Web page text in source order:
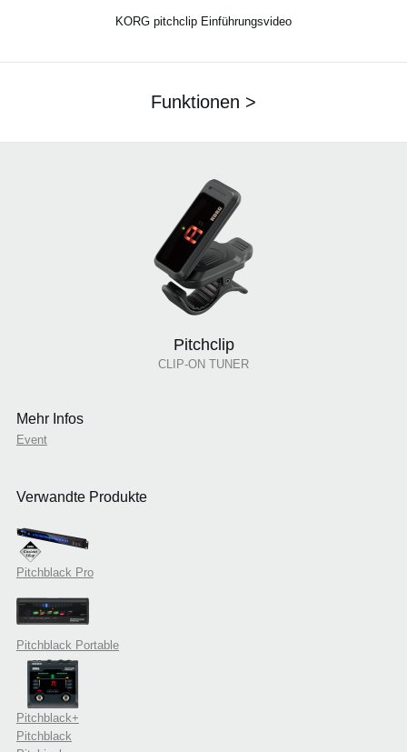
KORG pitchclip Einführungsvideo
Funktionen >
Pitchclip
CLIP-ON TUNER
Mehr Infos
Event
Verwandte Produkte
Pitchblack Pro
Pitchblack Portable
Pitchblack+
Pitchblack